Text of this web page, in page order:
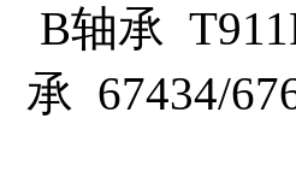
B轴承
承 67434/